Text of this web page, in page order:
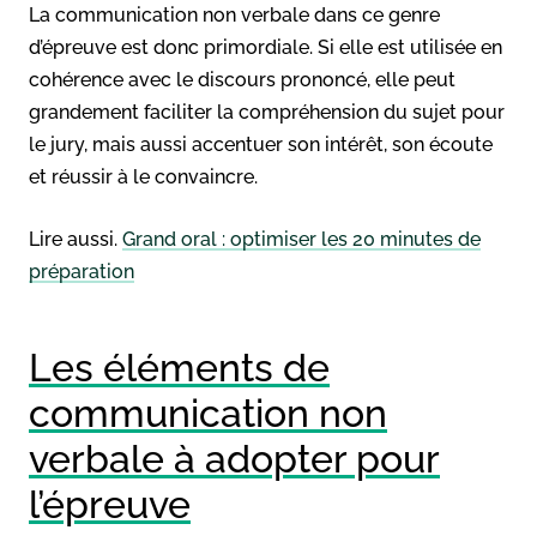
La communication non verbale dans ce genre
d’épreuve est donc primordiale. Si elle est utilisée en
cohérence avec le discours prononcé, elle peut
grandement faciliter la compréhension du sujet pour
le jury, mais aussi accentuer son intérêt, son écoute
et réussir à le convaincre.
Lire aussi. Grand oral : optimiser les 20 minutes de
préparation
Les éléments de
communication non
verbale à adopter pour
l’épreuve